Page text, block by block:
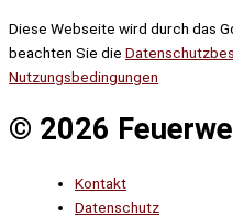
Diese Webseite wird durch das
beachten Sie die
Nutzungsbedingungen
© 2026
Kontakt
Datenschutz